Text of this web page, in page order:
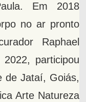
Em 2018
no ar pronto
Raphael
participou
de Jataí, Goiás,
Arte Natureza